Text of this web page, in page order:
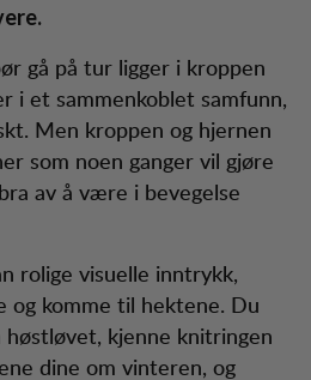
gå på tur ligger i kroppen
i et sammenkoblet samfunn,
Men kroppen og hjernen
som noen ganger vil gjøre
av å være i bevegelse
rolige visuelle inntrykk,
og komme til hektene. Du
kjenne knitringen
dine om vinteren, og